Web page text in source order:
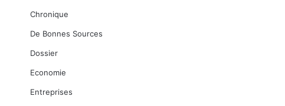
Chronique
De Bonnes Sources
Dossier
Economie
Entreprises